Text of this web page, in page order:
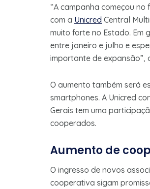
“A campanha começou no
com a Unicred Central
muito forte no Estado. Em
entre janeiro e julho e
importante de expansão”,
O aumento também será
smartphones. A Unicred
Gerais tem uma
cooperados.
Aumento de
O ingresso de novos
cooperativa sigam